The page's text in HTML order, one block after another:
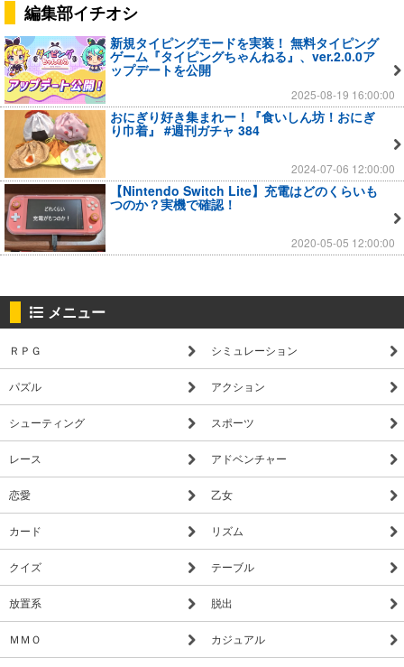
編集部イチオシ
新規タイピングモードを実装！ 無料タイピング
ゲーム『タイピングちゃんねる』、ver.2.0.0ア
ップデートを公開
2025-08-19 16:00:00
おにぎり好き集まれー！『食いしん坊！おにぎ
り巾着』 #週刊ガチャ 384
2024-07-06 12:00:00
【Nintendo Switch Lite】充電はどのくらいも
つのか？実機で確認！
2020-05-05 12:00:00
メニュー
ＲＰＧ シミュレーション
パズル アクション
シューティング スポーツ
レース アドベンチャー
恋愛 乙女
カード リズム
クイズ テーブル
放置系 脱出
ＭＭＯ カジュアル